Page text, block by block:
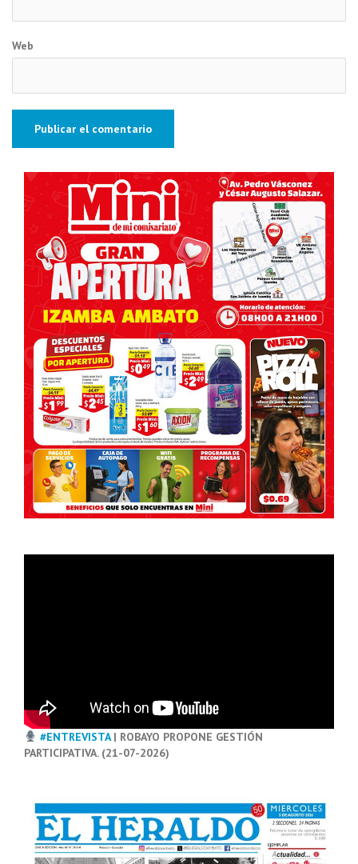
Web
#ENTREVISTA| ROBAYO PROPONE GESTIÓN
PARTICIPATIVA. (21-07-2026)